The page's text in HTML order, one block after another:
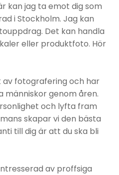
kan jag ta emot dig som
i Stockholm. Jag kan
Det kan handla
eller produktfoto. Hör
fotografering och har
genom åren.
och lyfta fram
skapar vi den bästa
till dig är att du ska bli
av proffsiga